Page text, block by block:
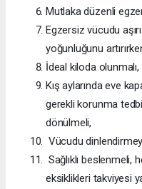
Mutlaka düzenli
Egzersiz vücudu
yoğunluğunu
İdeal kiloda olunmalı,
Kış aylarında eve
gerekli korunma
dönülmeli,
Vücudu
Sağlıklı beslenmeli,
eksiklikleri takviyesi